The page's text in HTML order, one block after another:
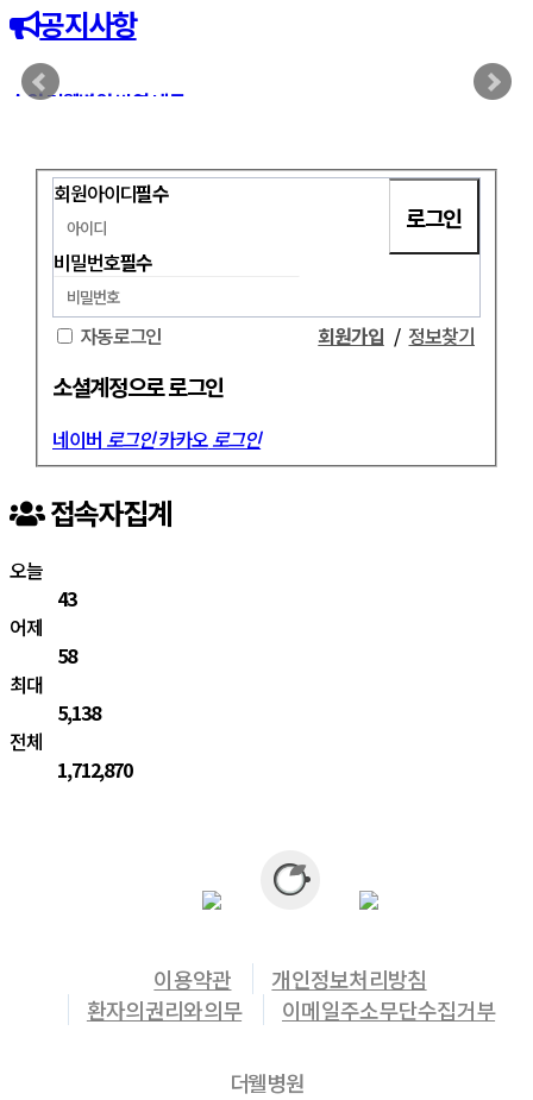
공지사항
수원 더웰병원 비염 냉동…
회원아이디필수
비밀번호필수
자동로그인 회원가입 / 정보찾기
소셜계정으로 로그인
네이버 로그인카카오로그인
접속자집계
오늘
43
어제
58
최대
5,138
전체
1,712,870
이용약관
개인정보처리방침
환자의권리와의무
이메일주소무단수집거부
더웰병원